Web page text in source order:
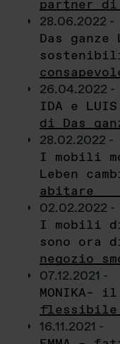
partner di
28.06.2022 -
Das ganze
26.04.2022 -
IDA e
di Das
28.02.2022 -
I mobili
Leben
abitare
02.02.2022 -
I mobili di
sono ora
negozio
07.12.2021 -
MONIKA–
flessibile
16.11.2021 -